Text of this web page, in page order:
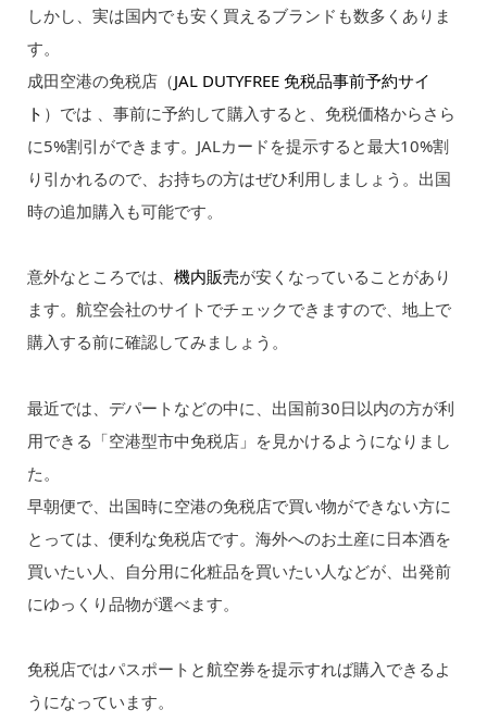
しかし、実は国内でも安く買えるブランドも数多くありま
す。
成田空港の免税店（JAL DUTYFREE 免税品事前予約サイ
ト ）では 、事前に予約して購入すると、免税価格からさら
に5%割引ができます。JALカードを提示すると最大10%割
り引かれるので、お持ちの方はぜひ利用しましょう。出国
時の追加購入も可能です。
意外なところでは、 機内販売が安くなっていることがあり
ます。航空会社のサイトでチェックできますので、地上で
購入する前に確認してみましょう。
最近では、デパートなどの中に、出国前30日以内の方が利
用できる「空港型市中免税店」を見かけるようになりまし
た。
早朝便で、出国時に空港の免税店で買い物ができない方に
とっては、便利な免税店です。海外へのお土産に日本酒を
買いたい人、自分用に化粧品を買いたい人などが、出発前
にゆっくり品物が選べます。
免税店ではパスポートと航空券を提示すれば購入できるよ
うになっています。